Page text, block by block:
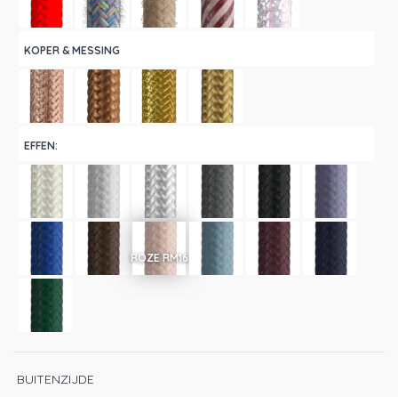
KOPER & MESSING
EFFEN:
BUITENZIJDE